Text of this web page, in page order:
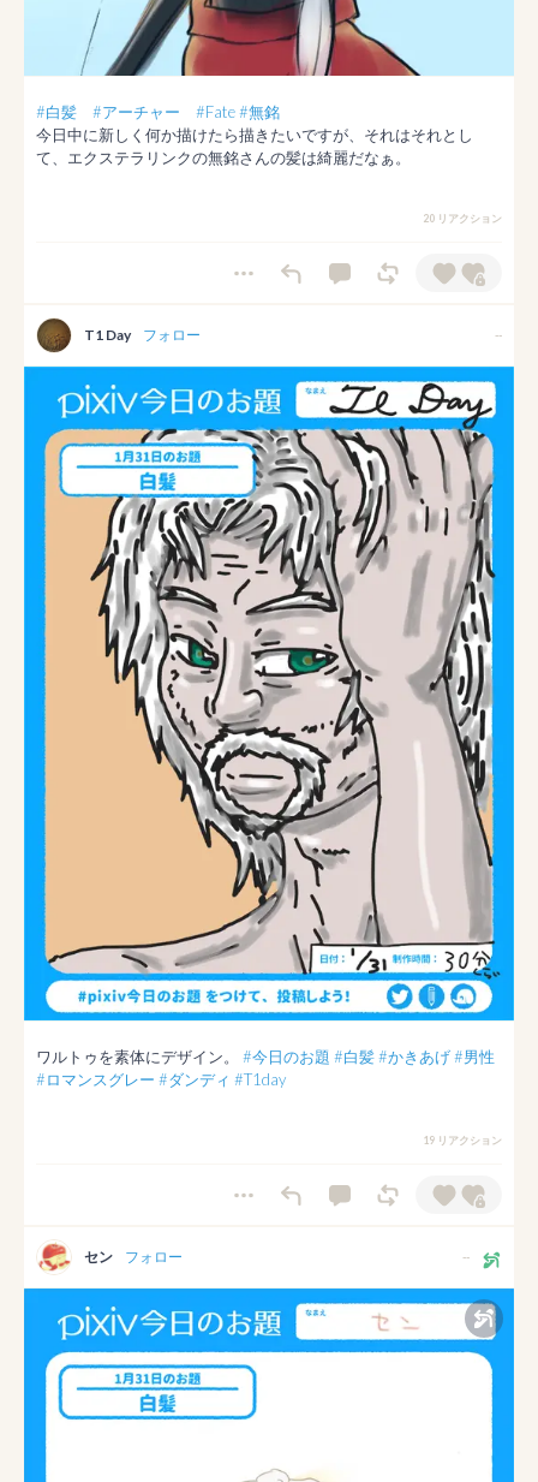
#白髪 #アーチャー #Fate#無銘
今日中に新しく何か描けたら描きたいですが、それはそれとし
て、エクステラリンクの無銘さんの髪は綺麗だなぁ。
20 リアクション
T1 Day フォロー --
ワルトゥを素体にデザイン。 #今日のお題 #白髪#かきあげ#男性
#ロマンスグレー #ダンディ #T1day
19 リアクション
セン フォロー --